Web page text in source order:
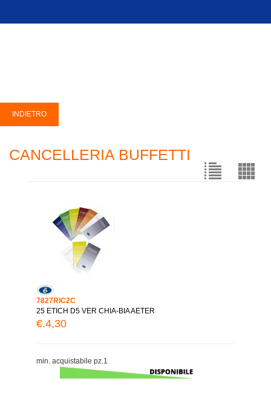
CANCELLERIA BUFFETTI
7827RIC2C
25 ETICH D5 VER CHIA-BIA AETER
€.4,30
min. acquistabile pz.1